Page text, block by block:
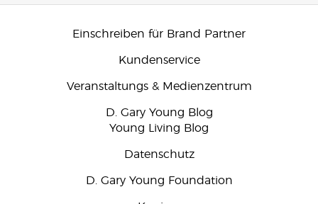
Einschreiben für Brand Partner
Kundenservice
Veranstaltungs & Medienzentrum
D. Gary Young Blog
Young Living Blog
Datenschutz
D. Gary Young Foundation